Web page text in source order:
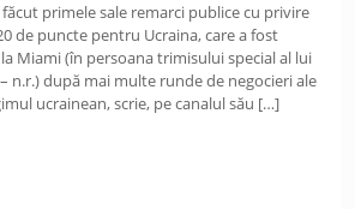
primele sale remarci publice cu privire
de puncte pentru Ucraina, care a fost
Miami (în persoana trimisului special al lui
n.r.) după mai multe runde de negocieri ale
ucrainean, scrie, pe canalul său […]